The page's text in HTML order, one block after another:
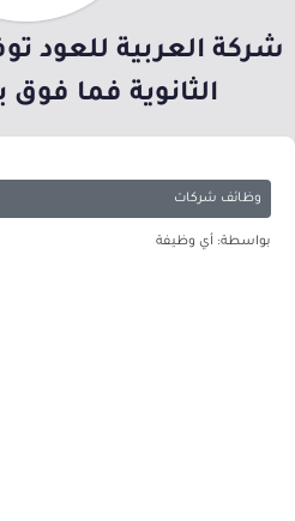
الثانوية فما
وظائف شركات
بواسطة: أي وظيفة